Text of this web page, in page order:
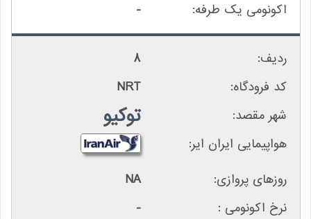
-
8
NRT
توکیو
NA
-